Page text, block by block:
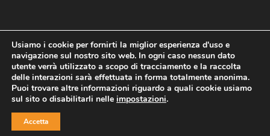
Home Statuto e bilancio
Contatti
Privacy
Cookie Child Protection Policy
Copyright © 2021 AddioPizzo | Tutti i diritti riservati | Sede
Usiamo i cookie per fornirti la miglior esperienza d'uso e
navigazione sul nostro sito web. In ogni caso nessun dato
utente verrà utilizzato a scopo di tracciamento e la raccolta
delle interazioni sarà effettuata in forma totalmente anonima.
Puoi trovare altre informazioni riguardo a quali cookie usiamo
sul sito o disabilitarli nelle impostazioni.
Accetta